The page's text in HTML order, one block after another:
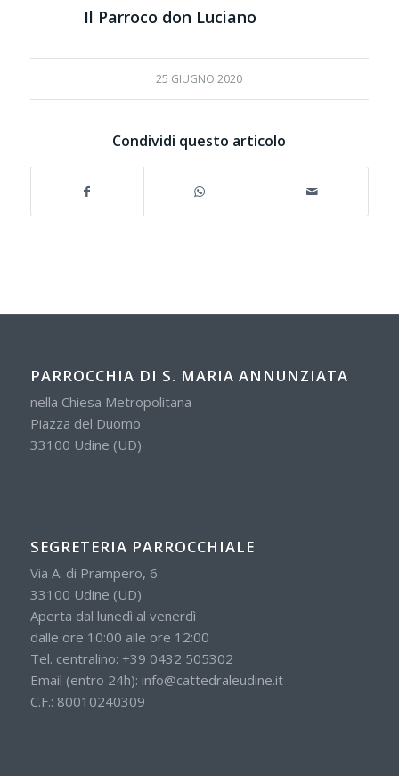
Il Parroco don Luciano
25 GIUGNO 2020
Condividi questo articolo
PARROCCHIA DI S. MARIA ANNUNZIATA
nella Chiesa Metropolitana
Piazza del Duomo
33100 Udine (UD)
SEGRETERIA PARROCCHIALE
Via A. di Prampero, 6
33100 Udine (UD)
Aperta dal lunedì al venerdì
dalle ore 10:00 alle ore 12:00
Tel. centralino: +39 0432 505302
Email (entro 24h): info@cattedraleudine.it
C.F.: 80010240309